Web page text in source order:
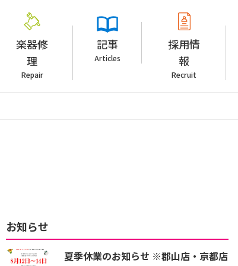
楽器修
理
Repair
記事
Articles
採用情
報
Recruit
お知らせ
夏季休業のお知らせ ※郡山店・京都店